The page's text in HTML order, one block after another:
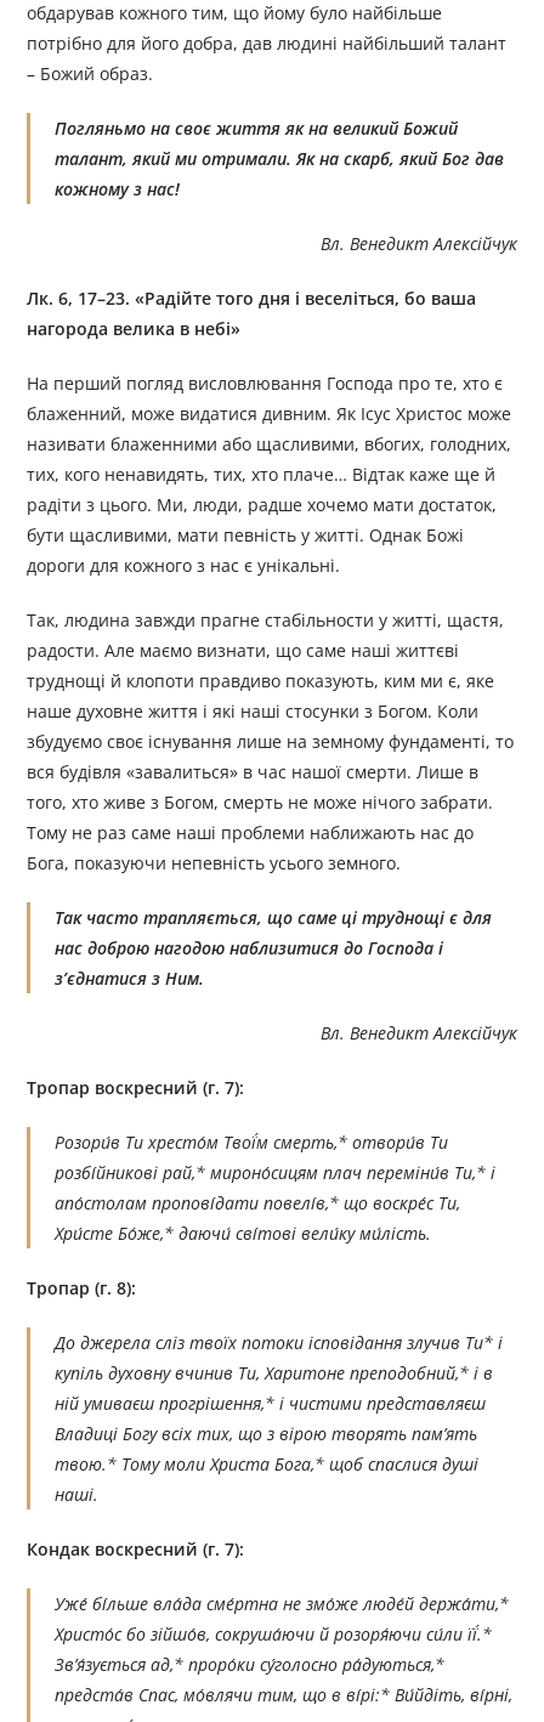
обдарував кожного тим, що йому було найбільше
потрібно для його добра, дав людині найбільший талант
– Божий образ.
Погляньмо на своє життя як на великий Божий
талант, який ми отримали. Як на скарб, який Бог дав
кожному з нас!
Вл. Венедикт Алексійчук
Лк. 6, 17–23. «Радійте того дня і веселіться, бо ваша
нагорода велика в небі»
На перший погляд висловлювання Господа про те, хто є
блаженний, може видатися дивним. Як Ісус Христос може
називати блаженними або щасливими, вбогих, голодних,
тих, кого ненавидять, тих, хто плаче… Відтак каже ще й
радіти з цього. Ми, люди, радше хочемо мати достаток,
бути щасливими, мати певність у житті. Однак Божі
дороги для кожного з нас є унікальні.
Так, людина завжди прагне стабільности у житті, щастя,
радости. Але маємо визнати, що саме наші життєві
труднощі й клопоти правдиво показують, ким ми є, яке
наше духовне життя і які наші стосунки з Богом. Коли
збудуємо своє існування лише на земному фундаменті, то
вся будівля «завалиться» в час нашої смерти. Лише в
того, хто живе з Богом, смерть не може нічого забрати.
Тому не раз саме наші проблеми наближають нас до
Бога, показуючи непевність усього земного.
Так часто трапляється, що саме ці труднощі є для
нас доброю нагодою наблизитися до Господа і
з’єднатися з Ним.
Вл. Венедикт Алексійчук
Тропар воскресний (г. 7):
Розори́в Ти хресто́м Твої́м смерть,* отвори́в Ти
розбі́йникові рай,* мироно́сицям плач переміни́в Ти,* і
апо́столам пропові́дати повелі́в,* що воскре́с Ти,
Хри́сте Бо́же,* даючи́ сві́тові вели́ку ми́лість.
Тропар (г. 8):
До джерела сліз твоїх потоки ісповідання злучив Ти* і
купіль духовну вчинив Ти, Харитоне преподобний,* і в
ній умиваєш прогрішення,* і чистими представляєш
Владиці Богу всіх тих, що з вірою творять пам’ять
твою.* Тому моли Христа Бога,* щоб спаслися душі
наші.
Кондак воскресний (г. 7):
Уже́ бі́льше вла́да сме́ртна не змо́же люде́й держа́ти,*
Христо́с бо зійшо́в, сокруша́ючи й розоря́ючи си́ли її́.*
Зв’я́зується ад,* проро́ки су́голосно ра́дуються,*
предста́в Спас, мо́влячи тим, що в ві́рі:* Ви́йдіть, ві́рні,